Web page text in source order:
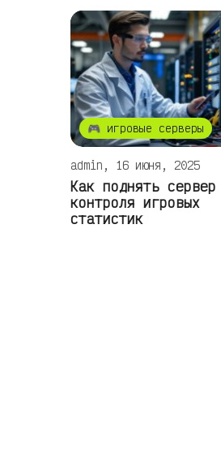
🎮 игровые серверы
admin, 16 июня, 2025
Как поднять сервер
контроля игровых
статистик